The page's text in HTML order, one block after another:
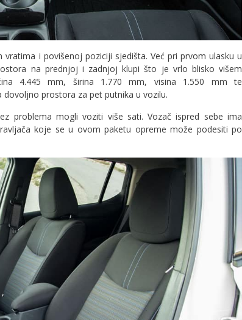
i povišenoj poziciji sjedišta. Već pri prvom ulasku u
na prednjoj i zadnjoj klupi što je vrlo blisko višem
4.445 mm, širina 1.770 mm, visina 1.550 mm te
prostora za pet putnika u vozilu.
problema mogli voziti više sati. Vozač ispred sebe ima
koje se u ovom paketu opreme može podesiti po